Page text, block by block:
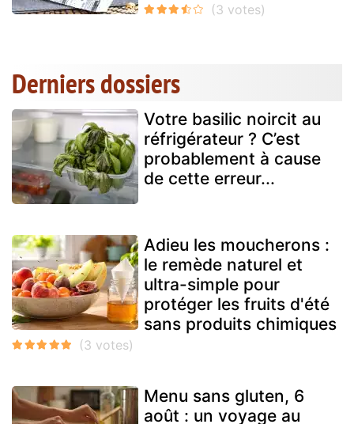
Derniers dossiers
Votre basilic noircit au
réfrigérateur ? C’est
probablement à cause
de cette erreur...
Adieu les moucherons :
le remède naturel et
ultra-simple pour
protéger les fruits d'été
sans produits chimiques
Menu sans gluten, 6
août : un voyage au